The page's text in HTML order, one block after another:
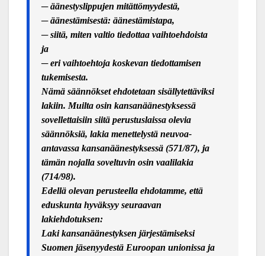
─äänestyslippujen mitättömyydestä,
─äänestämisestä: äänestämistapa,
─siitä, miten valtio tiedottaa vaihtoehdoista
ja
─eri vaihtoehtoja koskevan tiedottamisen
tukemisesta.
Nämä säännökset ehdotetaan sisällytettäviksi
lakiin. Muilta osin kansanäänestyksessä
sovellettaisiin siitä perustuslaissa olevia
säännöksiä, lakia menettelystä neuvoa-
antavassa kansanäänestyksessä (571/87), ja
tämän nojalla soveltuvin osin vaalilakia
(714/98).
Edellä olevan perusteella ehdotamme, että
eduskunta hyväksyy seuraavan
lakiehdotuksen:
Laki kansanäänestyksen järjestämiseksi
Suomen jäsenyydestä Euroopan unionissa ja